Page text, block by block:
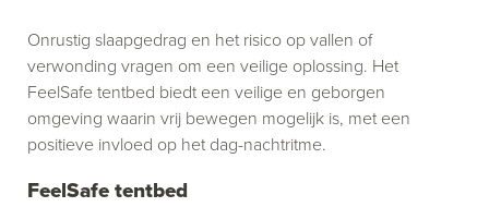
FeelSafe tentbed
Onrustig slaapgedrag en het risico op vallen of
verwonding vragen om een veilige oplossing. Het
FeelSafe tentbed biedt een veilige en geborgen
omgeving waarin vrij bewegen mogelijk is, met een
positieve invloed op het dag-nachtritme.